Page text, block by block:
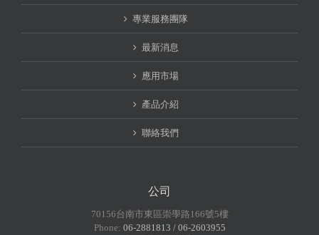
專業服務團隊
最新消息
應用市場
產品介紹
聯絡我們
公司
70156台南市東區崇學路166號5樓
Phone: 06-2881813 / 06-2603955